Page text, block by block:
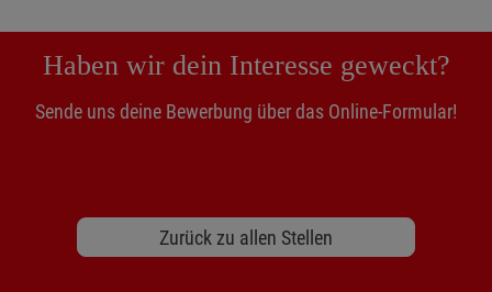
Haben wir dein Interesse geweckt?
Sende uns deine Bewerbung über das Online-Formular!
Zurück zu allen Stellen